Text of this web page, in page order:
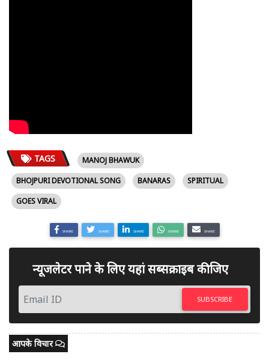
TAGS
MANOJ BHAWUK
BHOJPURI DEVOTIONAL SONG
BANARAS
SPIRITUAL
GOES VIRAL
SHARE SHARE SHARE SHARE SHARE
न्यूजलेटर पाने के लिए यहां सब्सक्राइब कीजिए
SUBSCRIBE
आपके विचार